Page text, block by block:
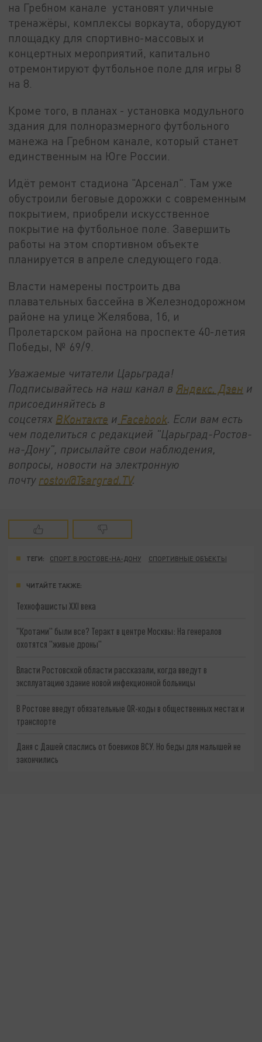
на Гребном канале установят уличные
тренажёры, комплексы воркаута, оборудуют
площадку для спортивно-массовых и
концертных мероприятий, капитально
отремонтируют футбольное поле для игры 8
на 8.
Кроме того, в планах - установка модульного
здания для полноразмерного футбольного
манежа на Гребном канале, который станет
единственным на Юге России.
Идёт ремонт стадиона "Арсенал". Там уже
обустроили беговые дорожки с современным
покрытием, приобрели искусственное
покрытие на футбольное поле. Завершить
работы на этом спортивном объекте
планируется в апреле следующего года.
Власти намерены построить два
плавательных бассейна в Железнодорожном
районе на улице Желябова, 1б, и
Пролетарском района на проспекте 40-летия
Победы, № 69/9.
Уважаемые читатели Царьграда!
Подписывайтесь на наш канал в Яндекс. Дзен и
присоединяйтесь в
соцсетях ВКонтакте и Facebook. Если вам есть
чем поделиться с редакцией "Царьград-Ростов-
на-Дону", присылайте свои наблюдения,
вопросы, новости на электронную
почту rostov@Tsargrad.ТV.
ТЕГИ: СПОРТ В РОСТОВЕ-НА-ДОНУ СПОРТИВНЫЕ ОБЪЕКТЫ
ЧИТАЙТЕ ТАКЖЕ:
Технофашисты XXI века
"Кротами" были все? Теракт в центре Москвы: На генералов
охотятся "живые дроны"
Власти Ростовской области рассказали, когда введут в
эксплуатацию здание новой инфекционной больницы
В Ростове введут обязательные QR-коды в общественных местах и
транспорте
Даня с Дашей спаслись от боевиков ВСУ. Но беды для малышей не
закончились